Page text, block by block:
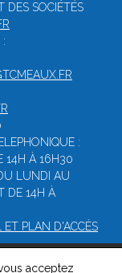
DES SOCIÉTÉS
:
:
14H À 16H30
LUNDI AU
DE 14H À
ET PLAN D'ACCÈS
acceptez